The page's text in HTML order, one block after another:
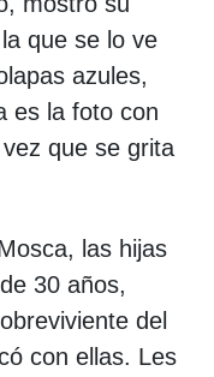
que se lo ve
azules,
es la foto con
que se grita
las hijas
30 años,
del
con ellas. Les